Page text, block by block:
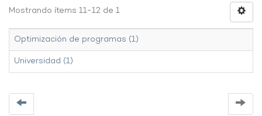
Mostrando ítems 11-12 de 1
Optimización de programas (1)
Universidad (1)